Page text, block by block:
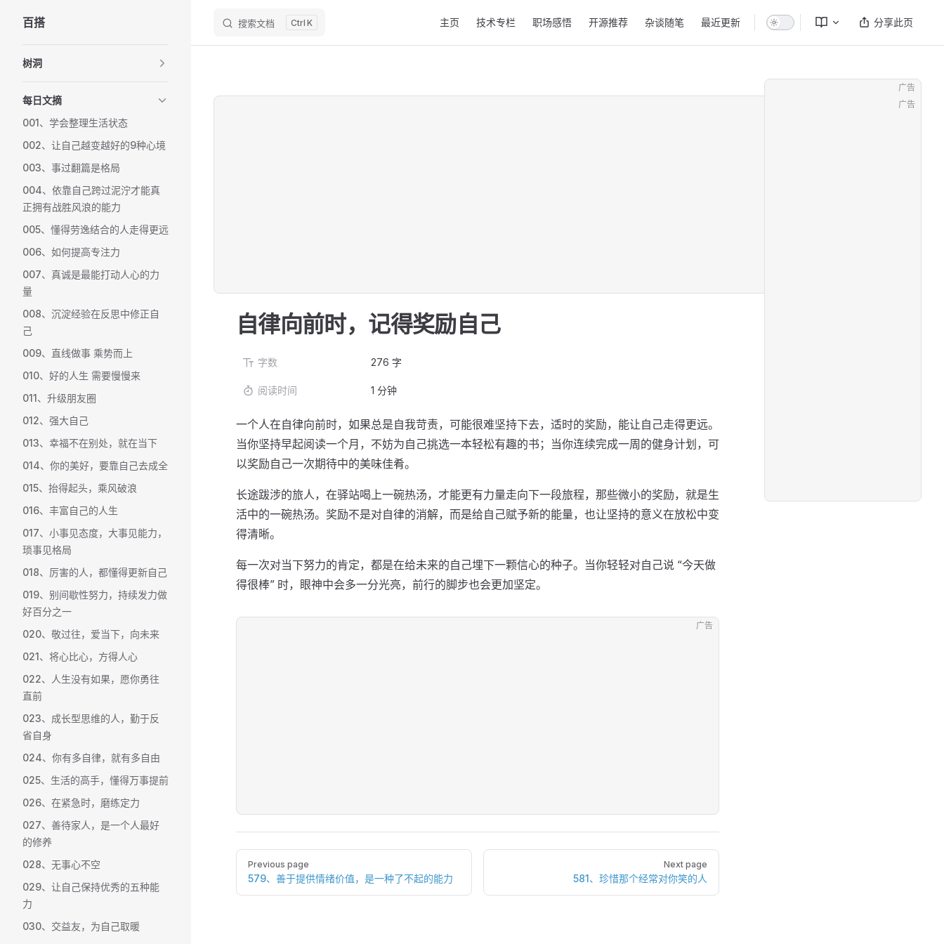
Skip to content
百搭 搜索文档 K 主页 技术专栏 职场感悟 开源推荐 杂谈随笔 最近更新 分享此页
树洞
每日文摘
001、学会整理生活状态
002、让自己越变越好的9种心境
003、事过翻篇是格局
004、依靠自己跨过泥泞才能真
正拥有战胜风浪的能力
005、懂得劳逸结合的人走得更远
006、如何提高专注力
007、真诚是最能打动人心的力
量
008、沉淀经验在反思中修正自
己
009、直线做事 乘势而上
010、好的人生 需要慢慢来
011、升级朋友圈
012、强大自己
013、幸福不在别处，就在当下
014、你的美好，要靠自己去成全
015、抬得起头，乘风破浪
016、丰富自己的人生
017、小事见态度，大事见能力，
琐事见格局
018、厉害的人，都懂得更新自己
019、别间歇性努力，持续发力做
好百分之一
020、敬过往，爱当下，向未来
021、将心比心，方得人心
022、人生没有如果，愿你勇往
直前
023、成长型思维的人，勤于反
省自身
024、你有多自律，就有多自由
025、生活的高手，懂得万事提前
026、在紧急时，磨练定力
027、善待家人，是一个人最好
的修养
028、无事心不空
029、让自己保持优秀的五种能
力
030、交益友，为自己取暖
广告
广告
自律向前时，记得奖励自己
字数 276 字
阅读时间 1 分钟
一个人在自律向前时，如果总是自我苛责，可能很难坚持下去，适时的奖励，能让自己走得更远。
当你坚持早起阅读一个月，不妨为自己挑选一本轻松有趣的书；当你连续完成一周的健身计划，可
以奖励自己一次期待中的美味佳肴。
长途跋涉的旅人，在驿站喝上一碗热汤，才能更有力量走向下一段旅程，那些微小的奖励，就是生
活中的一碗热汤。奖励不是对自律的消解，而是给自己赋予新的能量，也让坚持的意义在放松中变
得清晰。
每一次对当下努力的肯定，都是在给未来的自己埋下一颗信心的种子。当你轻轻对自己说 “今天做
得很棒” 时，眼神中会多一分光亮，前行的脚步也会更加坚定。
广告
Pager
Previous page
579、善于提供情绪价值，是一种了不起的能力
Next page
581、珍惜那个经常对你笑的人